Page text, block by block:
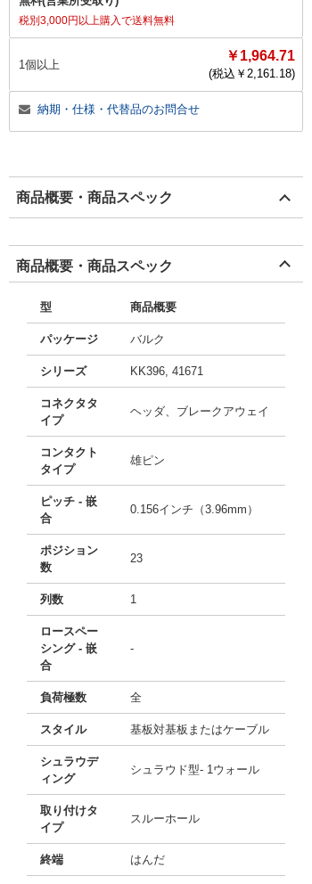
税別3,000円以上購入で送料無料
1個以上
￥1,964.71
(税込￥ 2,161.18)
納期・仕様・代替品のお問合せ
商品概要・商品スペック
商品概要・商品スペック
型 商品概要
パッケージ バルク
シリーズ KK396, 41671
コネクタタ
イプ
ヘッダ、ブレークアウェイ
コンタクト
タイプ
雄ピン
ピッチ - 嵌
合
0.156インチ（3.96mm）
ポジション
数
23
列数 1
ロースペー
シング - 嵌
合
-
負荷極数 全
スタイル 基板対基板またはケーブル
シュラウデ
ィング
シュラウド型- 1ウォール
取り付けタ
イプ
スルーホール
終端 はんだ